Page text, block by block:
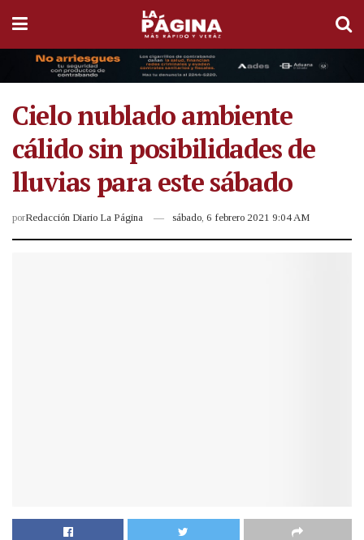
Cielo nublado ambiente
cálido sin posibilidades de
lluvias para este sábado
porRedacción Diario La Página sábado, 6 febrero 2021 9:04 AM